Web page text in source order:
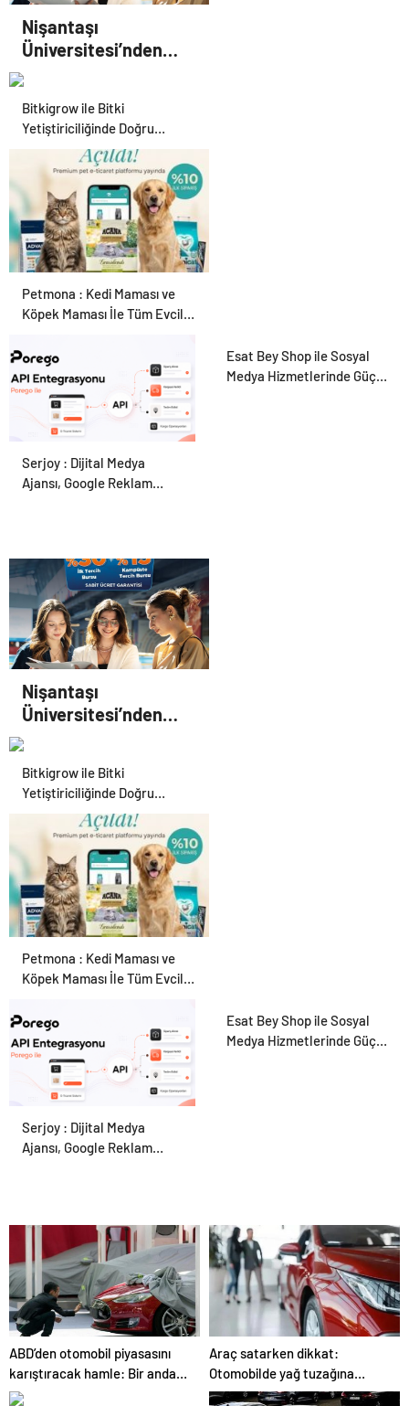
Nişantaşı
Üniversitesi’nden
2026 YKS Adaylarına
Ücret ve Kesintisiz
Burs
Bitkigrow ile Bitki
Yetiştiriciliğinde Doğru
Ekipman ve Ürün Seçimi
Petmona : Kedi Maması ve
Köpek Maması İle Tüm Evcil
Porego ile Kargo
Süreçlerinizi Daha Kolay
Esat Bey Shop ile Sosyal
Medya Hizmetlerinde Güçlü
Serjoy : Dijital Medya
Ajansı, Google Reklam
Nişantaşı
Üniversitesi’nden
2026 YKS Adaylarına
Ücret ve Kesintisiz
Burs
Bitkigrow ile Bitki
Yetiştiriciliğinde Doğru
Ekipman ve Ürün Seçimi
Petmona : Kedi Maması ve
Köpek Maması İle Tüm Evcil
Porego ile Kargo
Süreçlerinizi Daha Kolay
Esat Bey Shop ile Sosyal
Medya Hizmetlerinde Güçlü
Serjoy : Dijital Medya
Ajansı, Google Reklam
ABD’den otomobil piyasasını
karıştıracak hamle: Bir anda
yüzde 100 artacak!
Araç satarken dikkat:
Otomobilde yağ tuzağına
düşmeyin